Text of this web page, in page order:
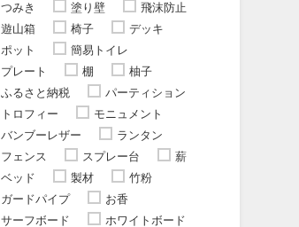
つみき
塗り壁
飛沫防止
遊山箱
椅子
デッキ
ポット
簡易トイレ
プレート
棚
柚子
ふるさと納税
パーティション
トロフィー
モニュメント
バンブーレザー
ランタン
フェンス
スプレー台
薪
ベッド
製材
竹粉
ガードパイプ
お香
サーフボード
ホワイトボード